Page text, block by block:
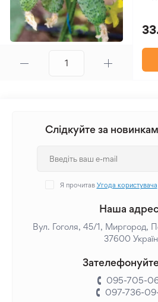
Слідкуйте за
Я прочитав Угода користувача
Наша
Вул. Гоголя, 45/1, Миргород,
37600
095-705-
097-736-